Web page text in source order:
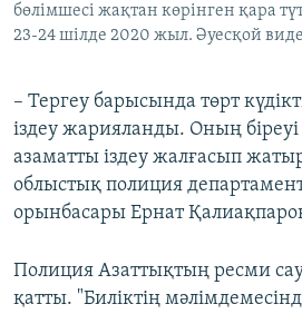
бөлімшесі жақтан көрінген қара
23-24 шілде 2020 жыл. Әуесқой
– Тергеу барысында төрт
іздеу жарияланды. Оның
азаматты іздеу жалғасып
облыстық полиция
орынбасары Ернат
Полиция Азаттықтың ресми
қатты. "Биліктің